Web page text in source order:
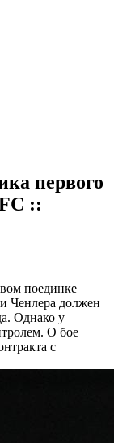
первого
::
поединке
Ченлера должен
Однако у
О бое
с